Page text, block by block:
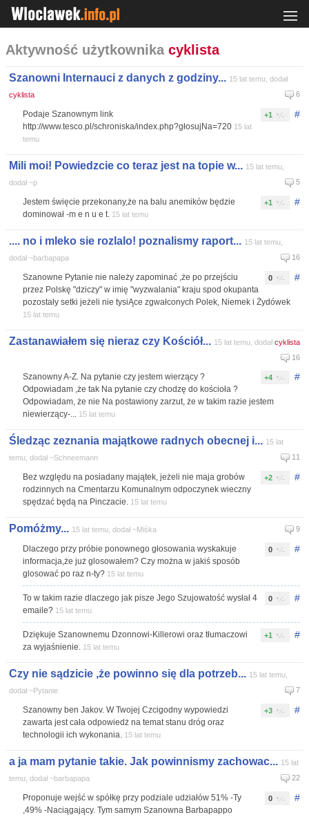
Aktywność użytkownika cyklista
Szanowni Internauci z danych z godziny... 15 lat temu, dodał
cyklista
6
#
+1
Podaje Szanownym link
http://www.tesco.pl/schroniska/index.php?głosujNa=720 15 lat
temu
Mili moi! Powiedzcie co teraz jest na topie w... 15 lat temu,
dodał ~p
5
#
+1
Jestem święcie przekonany,że na balu anemików będzie
dominował -m e n u e t. 15 lat temu
.... no i mleko sie rozlalo! poznalismy raport... 15 lat temu,
dodał ~barbapapa
16
#
0
Szanowne Pytanie nie należy zapominać ,że po przejściu
przez Polskę "dziczy" w imię "wyzwalania" kraju spod okupanta
pozostały setki jeżeli nie tysiĄce zgwałconych Polek, Niemek i Żydówek
15 lat temu
Zastanawiałem się nieraz czy Kościół... 15 lat temu, dodał cyklista
16
#
+4
Szanowny A-Z. Na pytanie czy jestem wierzący ?
Odpowiadam ,że tak Na pytanie czy chodzę do kościoła ?
Odpowiadam, że nie Na postawiony zarzut, że w takim razie jestem
niewierzący-... 15 lat temu
Śledząc zeznania majątkowe radnych obecnej i... 15 lat
temu, dodał ~Schneemann
11
#
+2
Bez względu na posiadany majątek, jeżeli nie maja grobów
rodzinnych na Cmentarzu Komunalnym odpoczynek wieczny
spędzać będą na Pinczacie. 15 lat temu
Pomóżmy... 15 lat temu, dodał ~Miśka 9
#
0
Dlaczego przy próbie ponownego głosowania wyskakuje
informacja,że już glosowałem? Czy można w jakiś sposób
glosować po raz n-ty? 15 lat temu
#
0
To w takim razie dlaczego jak pisze Jego Szujowatość wysłał 4
emaile? 15 lat temu
#
+1
Dziękuje Szanownemu Dzonnowi-Killerowi oraz tłumaczowi
za wyjaśnienie. 15 lat temu
Czy nie sądzicie ,że powinno się dla potrzeb... 15 lat temu,
dodał ~Pytanie
7
#
+3
Szanowny ben Jakov. W Twojej Czcigodny wypowiedzi
zawarta jest cała odpowiedż na temat stanu dróg oraz
technologii ich wykonania. 15 lat temu
a ja mam pytanie takie. Jak powinnismy zachowac... 15 lat
temu, dodał ~barbapapa
22
#
0
Proponuje wejść w spółkę przy podziale udziałów 51% -Ty
,49% -Naciągający. Tym samym Szanowna Barbapappo